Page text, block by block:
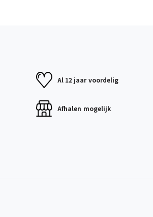
Al 12 jaar voordelig
Afhalen mogelijk